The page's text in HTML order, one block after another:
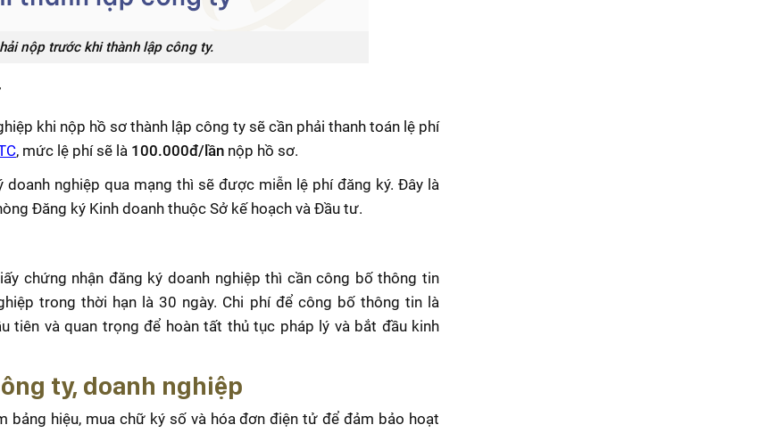
nộp trước khi thành lập công ty.
khi nộp hồ sơ thành lập công ty sẽ cần phải thanh toán lệ phí
, mức lệ phí sẽ là 100.000đ/lần nộp hồ sơ.
nghiệp qua mạng thì sẽ được miễn lệ phí đăng ký. Đây là
Đăng ký Kinh doanh thuộc Sở kế hoạch và Đầu tư.
chứng nhận đăng ký doanh nghiệp thì cần công bố thông tin
trong thời hạn là 30 ngày. Chi phí để công bố thông tin là
và quan trọng để hoàn tất thủ tục pháp lý và bắt đầu kinh
ty, doanh nghiệp
hiệu, mua chữ ký số và hóa đơn điện tử để đảm bảo hoạt